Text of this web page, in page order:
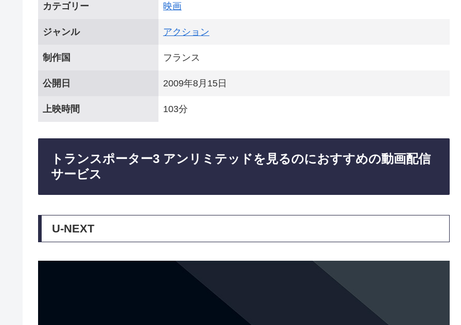
カテゴリー 映画
ジャンル アクション
制作国 フランス
公開日 2009年8月15日
上映時間 103分
トランスポーター3 アンリミテッドを見るのにおすすめの動画配信
サービス
U-NEXT